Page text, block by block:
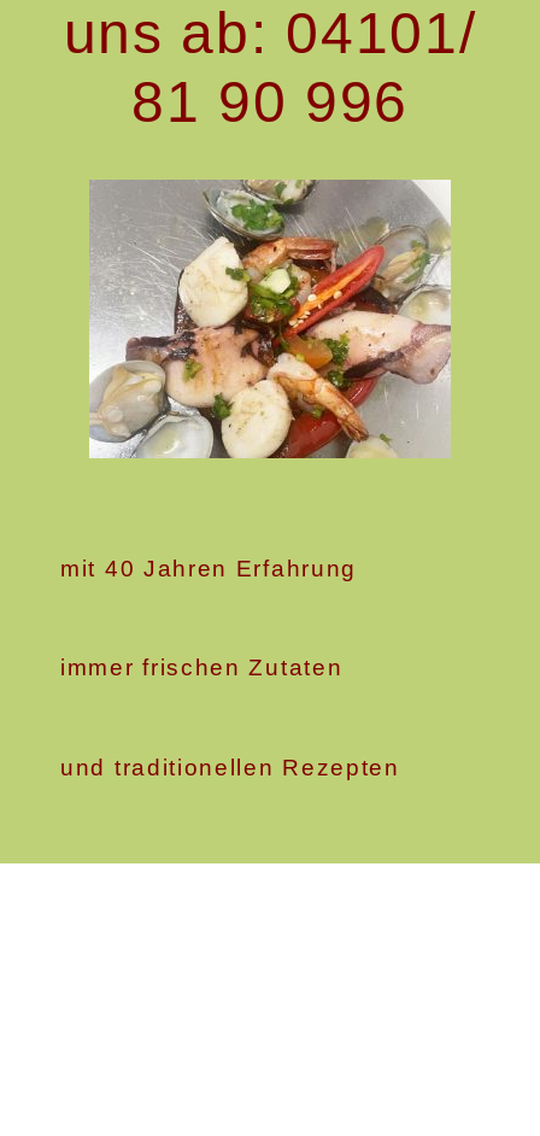
uns ab: 04101/
81 90 996
mit 40 Jahren Erfahrung
immer frischen Zutaten
und traditionellen Rezepten